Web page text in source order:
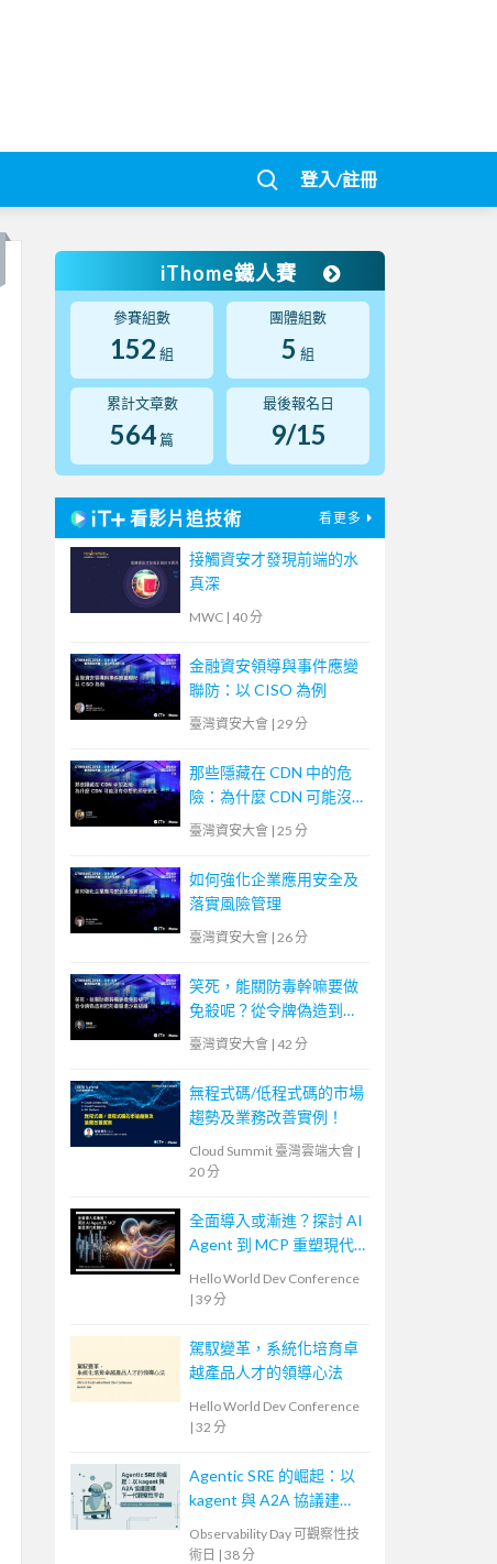
登入/註冊
iThome鐵人賽
參賽組數
152 組
團體組數
5 組
累計文章數
564 篇
最後報名日
9/15
看影片追技術 看更多
接觸資安才發現前端的水
真深
MWC | 40 分
金融資安領導與事件應變
聯防：以 CISO 為例
臺灣資安大會 | 29 分
那些隱藏在 CDN 中的危
險：為什麼 CDN 可能沒
有你想的那麼安全
臺灣資安大會 | 25 分
如何強化企業應用安全及
落實風險管理
臺灣資安大會 | 26 分
笑死，能關防毒幹嘛要做
免殺呢？從令牌偽造到把
防毒關進沙箱隔離
臺灣資安大會 | 42 分
無程式碼/低程式碼的市場
趨勢及業務改善實例！
Cloud Summit 臺灣雲端大會 |
20 分
全面導入或漸進？探討 AI
Agent 到 MCP 重塑現代
Hello World Dev Conference
| 39 分
駕馭變革，系統化培育卓
越產品人才的領導心法
Hello World Dev Conference
| 32 分
Agentic SRE 的崛起：以
kagent 與 A2A 協議建構
下一代觀察性平台
Observability Day 可觀察性技
術日 | 38 分